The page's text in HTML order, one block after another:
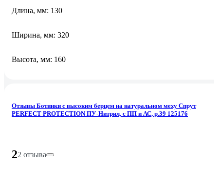
Длина, мм: 130
Ширина, мм: 320
Высота, мм: 160
Отзывы Ботинки с высоким берцем на натуральном меху Спрут
PERFECT PROTECTION ПУ-Нитрил, с ПП и АС, р.39 125176
22 отзыва